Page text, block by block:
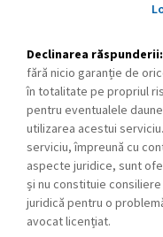
Declinarea răspunderii:
fără nicio garanție de
în totalitate pe propriul
pentru eventualele
utilizarea acestui
serviciu, împreună cu
aspecte juridice, sunt
și nu constituie
juridică pentru o
avocat licențiat.